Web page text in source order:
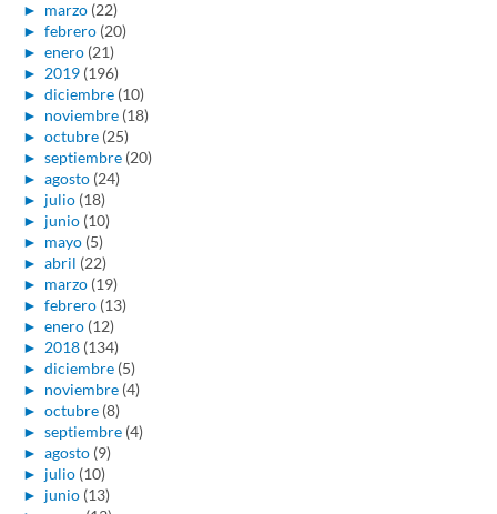
► marzo (22)
► febrero (20)
► enero (21)
► 2019 (196)
► diciembre (10)
► noviembre (18)
► octubre (25)
► septiembre (20)
► agosto (24)
► julio (18)
► junio (10)
► mayo (5)
► abril (22)
► marzo (19)
► febrero (13)
► enero (12)
► 2018 (134)
► diciembre (5)
► noviembre (4)
► octubre (8)
► septiembre (4)
► agosto (9)
► julio (10)
► junio (13)